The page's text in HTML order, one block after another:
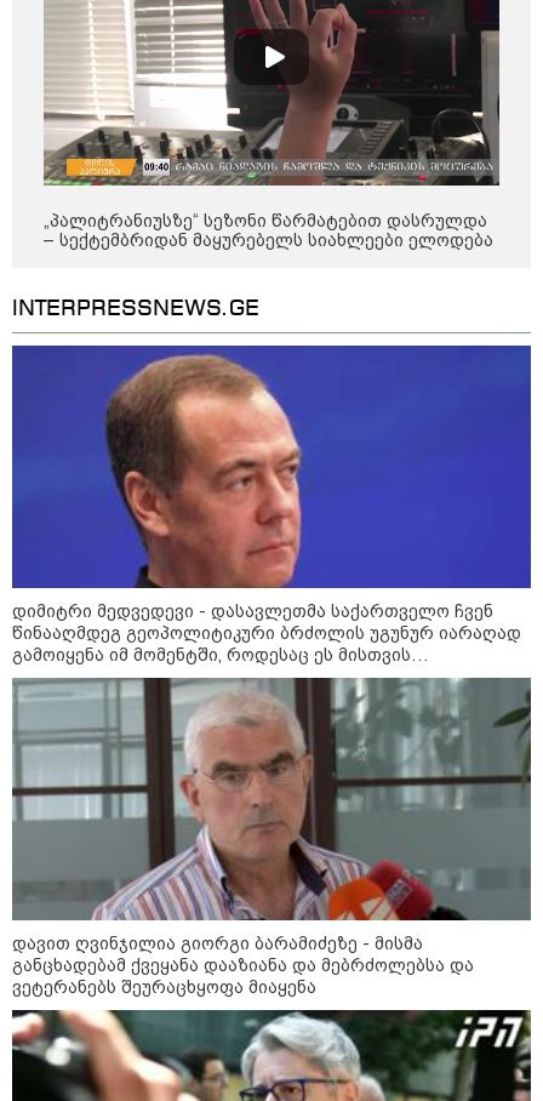
ფული ამ ზოდიაქოს ნიშნების
ხელში აღმოჩნდება: ვინ
გამდიდრდება?
როგორ ჩავიცვათ 40 წლის
შემდეგ: მილიონერების
აუცილებელი სამოსი
მსოფლიო
13:15 / 08-08-2026
უძველესი სენი და ეპიდემია: აშშ-ში
ერთდროულად კეთრს და ნაწლავურ
ინფექციას ებრძვიან - რა უნდა ვიცოდეთ
და რამდენად სახიფათოა
17:13 / 08-08-2026
"დასავლეთმა საქართველო
ჩვენ წინააღმდეგ
გეოპოლიტიკური ბრძოლის
„პალიტრანიუსზე“ სეზონი წარმატებით დასრულდა
– სექტემბრიდან მაყურებელს სიახლეები ელოდება
INTERPRESSNEWS.GE
დიმიტრი მედვედევი - დასავლეთმა საქართველო ჩვენ
წინააღმდეგ გეოპოლიტიკური ბრძოლის უგუნურ იარაღად
გამოიყენა იმ მომენტში, როდესაც ეს მისთვის
ხელსაყრელი იყო
დავით ღვინჯილია გიორგი ბარამიძეზე - მისმა
განცხადებამ ქვეყანა დააზიანა და მებრძოლებსა და
ვეტერანებს შეურაცხყოფა მიაყენა